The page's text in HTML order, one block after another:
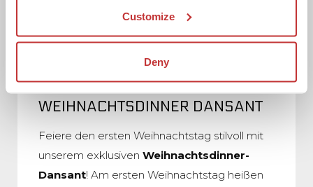
Customize
Deny
WEIHNACHTSDINNER DANSANT
Feiere den ersten Weihnachtstag stilvoll mit
unserem exklusiven Weihnachtsdinner-
Dansant! Am ersten Weihnachtstag heißen